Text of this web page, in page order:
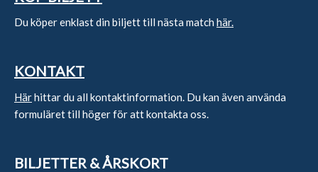
Du köper enklast din biljett till nästa match här.
KONTAKT
Härhittar du all kontaktinformation. Du kan även använda
formuläret till höger för att kontakta oss.
BILJETTER & ÅRSKORT